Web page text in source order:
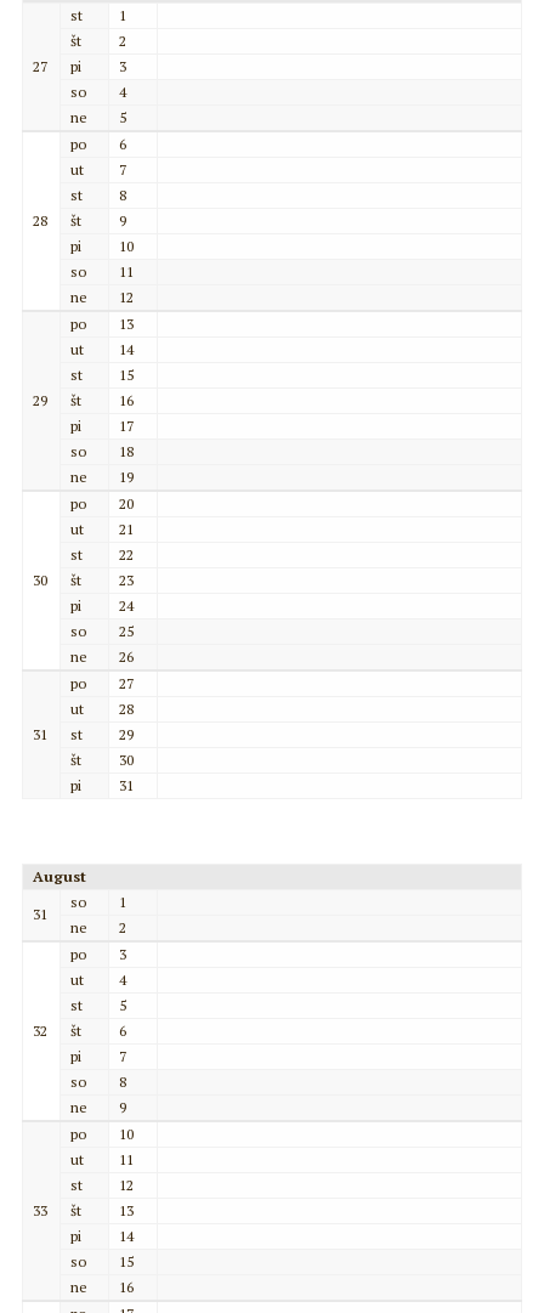
27
st
1
št
2
pi
3
so
4
ne
5
28
po
6
ut
7
st
8
št
9
pi
10
so
11
ne
12
29
po
13
ut
14
st
15
št
16
pi
17
so
18
ne
19
30
po
20
ut
21
st
22
št
23
pi
24
so
25
ne
26
31
po
27
ut
28
st
29
št
30
pi
31
August
31
so
1
ne
2
32
po
3
ut
4
st
5
št
6
pi
7
so
8
ne
9
33
po
10
ut
11
st
12
št
13
pi
14
so
15
ne
16